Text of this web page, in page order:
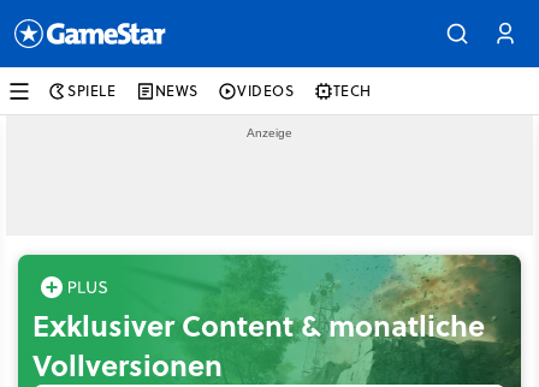
SPIELE NEWS VIDEOS TECH
Exklusiver Content & monatliche
Vollversionen